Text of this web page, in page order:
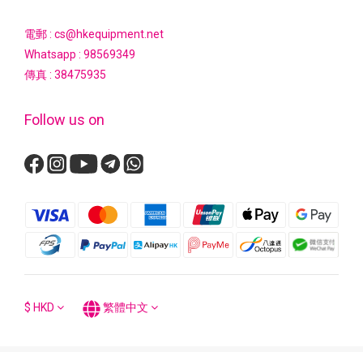
電郵 : cs@hkequipment.net
Whatsapp : 98569349
傳真 : 38475935
Follow us on
$ HKD 繁體中文